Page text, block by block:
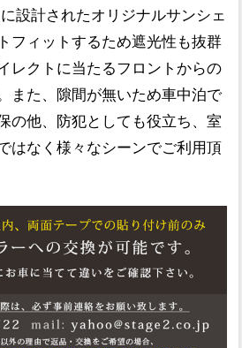
設計されたオリジナルサンシェ
フィットするため遮光性も抜群
レクトに当たるフロントからの
また、隙間が無いため車中泊で
の他、防犯としても役立ち、室
はなく様々なシーンでご利用頂